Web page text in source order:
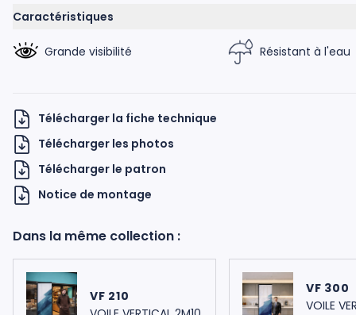
UKNOW
Caractéristiques
Grande visibilité Résistant à l'eau
Télécharger la fiche technique
Télécharger les photos
Télécharger le patron
Notice de montage
Dans la même collection :
VF 210
VF 300
VOILE